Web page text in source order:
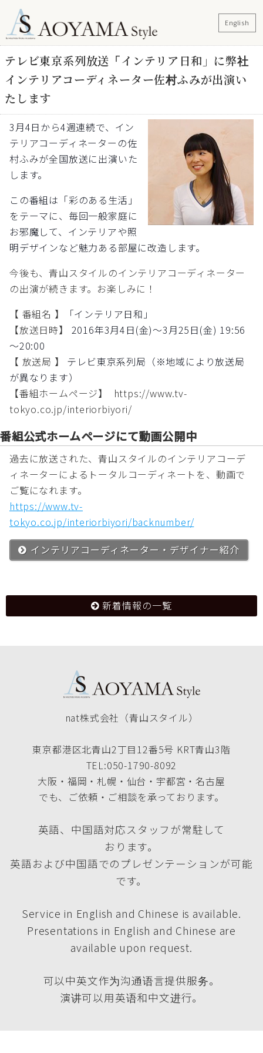
English
テレビ東京系列放送「インテリア日和」に弊社
インテリアコーディネーター佐村ふみが出演い
たします
3月4日から4週連続で、イン
テリアコーディネーターの佐
村ふみが全国放送に出演いた
します。
この番組は「彩のある生活」
をテーマに、毎回一般家庭に
お邪魔して、インテリアや照
明デザインなど魅力ある部屋に改造します。
今後も、青山スタイルのインテリアコーディネーター
の出演が続きます。お楽しみに！
【 番組名 】
「インテリア日和」
【放送日時】 2016年3月4日(金)～3月25日(金) 19:56
～20:00
【 放送局 】 テレビ東京系列局（※地域により放送局
が異なります）
【番組ホームページ】 https://www.tv-
tokyo.co.jp/interiorbiyori/
番組公式ホームページにて動画公開中
過去に放送された、青山スタイルのインテリアコーデ
ィネーターによるトータルコーディネートを、動画で
ご覧になれます。
https://www.tv-
tokyo.co.jp/interiorbiyori/backnumber/
インテリアコーディネーター・デザイナー紹介
新着情報の一覧
nat株式会社（青山スタイル）
東京都港区北青山2丁目12番5号 KRT青山3階
TEL:050-1790-8092
大阪・福岡・札幌・仙台・宇都宮・名古屋
でも、ご依頼・ご相談を承っております。
英語、中国語対応スタッフが常駐して
おります。
英語および中国語でのプレゼンテーションが可能
です。
Service in English and Chinese is available.
Presentations in English and Chinese are
available upon request.
可以中英文作为沟通语言提供服务。
演讲可以用英语和中文进行。